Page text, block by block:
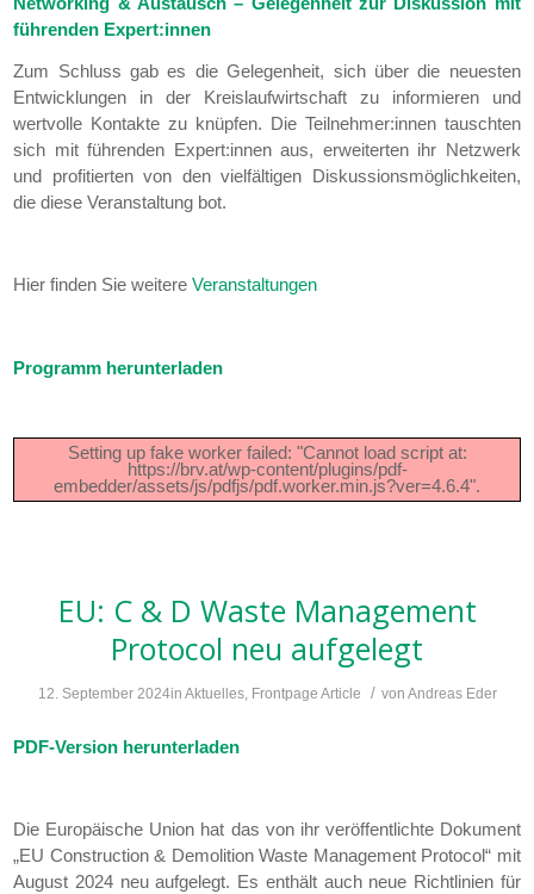
führenden Expert:innen
Zum Schluss gab es die Gelegenheit, sich über die neuesten
Entwicklungen in der Kreislaufwirtschaft zu informieren und
wertvolle Kontakte zu knüpfen. Die Teilnehmer:innen tauschten
sich mit führenden Expert:innen aus, erweiterten ihr Netzwerk
und profitierten von den vielfältigen Diskussionsmöglichkeiten,
die diese Veranstaltung bot.
Hier finden Sie weitereVeranstaltungen
Programm herunterladen
Setting up fake worker failed: "Cannot load script at:
https://brv.at/wp-content/plugins/pdf-
embedder/assets/js/pdfjs/pdf.worker.min.js?ver=4.6.4".
EU: C & D Waste Management
Protocol neu aufgelegt
12. September 2024in Aktuelles, Frontpage Article / von Andreas Eder
PDF-Version herunterladen
Die Europäische Union hat das von ihr veröffentlichte Dokument
„EU Construction & Demolition Waste Management Protocol“ mit
August 2024 neu aufgelegt. Es enthält auch neue Richtlinien für